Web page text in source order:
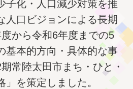
子化・人口減少対策を推
人口ビジョンによる長期
から令和6年度までの5
基本的方向・具体的な事
常陸太田市まち・ひと・
」を策定しました。